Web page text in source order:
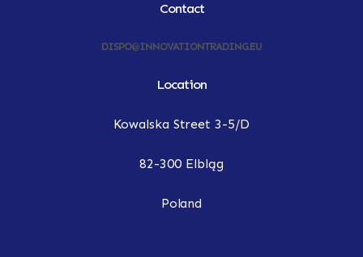
Contact
DISPO@INNOVATIONTRADING.EU
Location
Kowalska Street 3-5/D
82-300 Elbląg
Poland